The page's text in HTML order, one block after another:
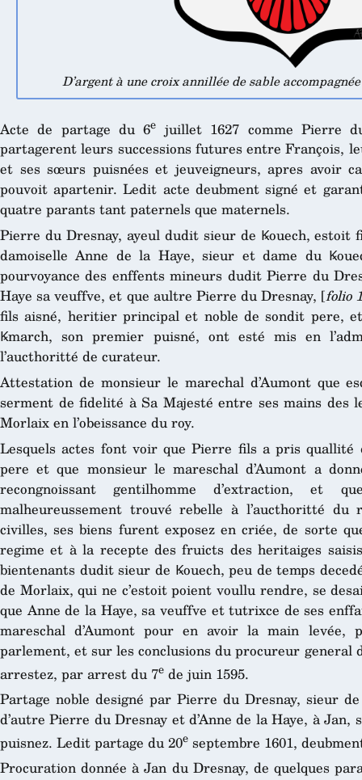
D’argent à une croix annillée de sable
Acte de partage du 6e juillet 1627 comme Pierre
partagerent leurs successions futures entre François,
et ses sœurs puisnées et jeuveigneurs, apres avoir
pouvoit apartenir. Ledit acte deubment signé et
quatre parants tant paternels que maternels.
Pierre du Dresnay, ayeul dudit sieur de Ꝃouech, estoit
damoiselle Anne de la Haye, sieur et dame du
pourvoyance des enffents mineurs dudit Pierre du
Haye sa veuffve, et que aultre Pierre du Dresnay, [folio
fils aisné, heritier principal et noble de sondit pere,
Ꝃmarch, son premier puisné, ont esté mis en
l’aucthoritté de curateur.
Attestation de monsieur le marechal d’Aumont que
serment de fidelité à Sa Majesté entre ses mains
Morlaix en l’obeissance du roy.
Lesquels actes font voir que Pierre fils a pris quallité
pere et que monsieur le mareschal d’Aumont a
recongnoissant gentilhomme d’extraction, et
malheureussement trouvé rebelle à l’aucthoritté
civilles, ses biens furent exposez en criée, de sorte
regime et à la recepte des fruicts des heritaiges
bientenants dudit sieur de Ꝃouech, peu de temps
de Morlaix, qui ne c’estoit poient voullu rendre, se
que Anne de la Haye, sa veuffve et tutrixce de ses
mareschal d’Aumont pour en avoir la main levée,
parlement, et sur les conclusions du procureur general
arrestez, par arrest du 7e de juin 1595.
Partage noble designé par Pierre du Dresnay, sieur
d’autre Pierre du Dresnay et d’Anne de la Haye, à
puisnez. Ledit partage du 20e septembre 1601,
Procuration donnée à Jan du Dresnay, de quelques